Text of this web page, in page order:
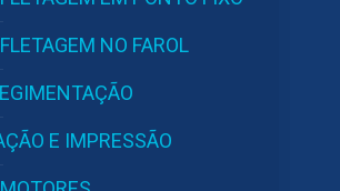
NO FAROL
E IMPRESSÃO